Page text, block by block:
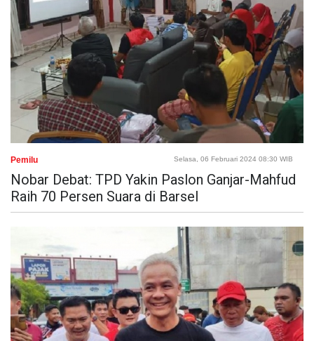
Pemilu Selasa, 06 Februari 2024 08:30 WIB
Nobar Debat: TPD Yakin Paslon Ganjar-Mahfud
Raih 70 Persen Suara di Barsel